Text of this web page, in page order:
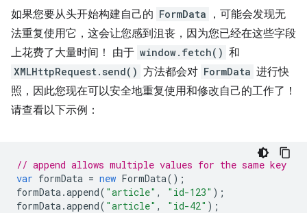
如果您要从头开始构建自己的 FormData
，可能会发现无
法重复使用它，这会让您感到沮丧，因为您已经在这些字段
上花费了大量时间！ 由于 window.fetch() 和
XMLHttpRequest.send() 方法都会对 FormData 进行快
照，因此您现在可以安全地重复使用和修改自己的工作了！
请查看以下示例：
// append allows multiple values for the same key
var formData = new FormData();
formData.append( "article" , "id-123" );
formData.append( "article" , "id-42" );